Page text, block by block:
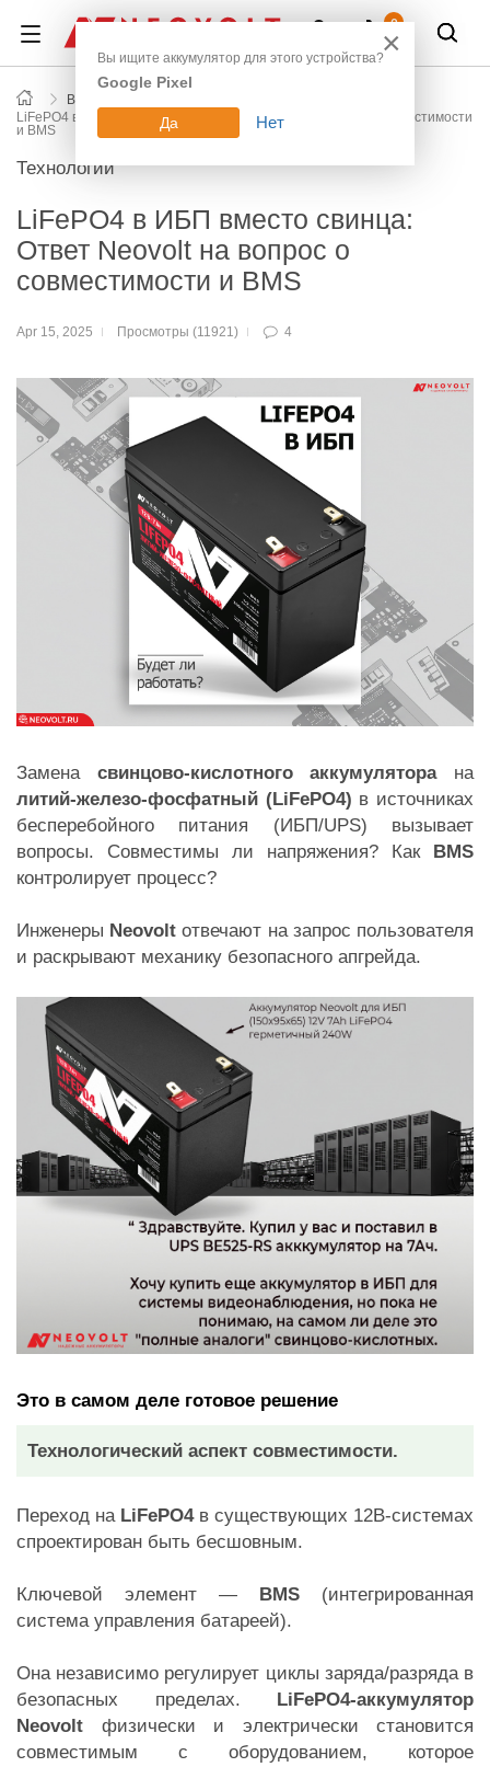
0
Все новости блога
LiFePO4 в ИБП вместо свинца: Ответ Neovolt на вопрос о совместимости
и BMS
Технологии
LiFePO4 в ИБП вместо свинца:
Ответ Neovolt на вопрос о
совместимости и BMS
Apr 15, 2025 Просмотры (11921) 4
Замена свинцово-кислотного аккумуляторана
литий-железо-фосфатный (LiFePO4) в источниках
бесперебойного питания (ИБП/UPS) вызывает
вопросы. Совместимы ли напряжения? Как
BMS
контролирует процесс?
Инженеры Neovolt отвечают на запрос пользователя
и раскрывают механику безопасного апгрейда.
Это в самом деле готовое решение
Технологический аспект совместимости.
Переход на LiFePO4в существующих 12В-системах
спроектирован быть бесшовным.
Ключевой элемент — BMS (интегрированная
система управления батареей).
Она независимо регулирует циклы заряда/разряда в
безопасных пределах.
LiFePO4-аккумулятор
Neovolt физически и электрически становится
совместимым с оборудованием, которое
×
Вы ищите аккумулятор для этого устройства?
Google Pixel
Да Нет